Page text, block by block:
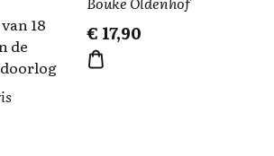
18
de
€ 17,90